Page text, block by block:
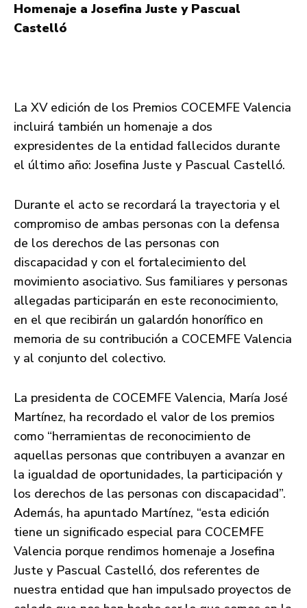
Homenaje a Josefina Juste y Pascual
Castelló
La XV edición de los Premios COCEMFE Valencia
incluirá también un homenaje a dos
expresidentes de la entidad fallecidos durante
el último año: Josefina Juste y Pascual Castelló.
Durante el acto se recordará la trayectoria y el
compromiso de ambas personas con la defensa
de los derechos de las personas con
discapacidad y con el fortalecimiento del
movimiento asociativo. Sus familiares y personas
allegadas participarán en este reconocimiento,
en el que recibirán un galardón honorífico en
memoria de su contribución a COCEMFE Valencia
y al conjunto del colectivo.
La presidenta de COCEMFE Valencia, María José
Martínez, ha recordado el valor de los premios
como “herramientas de reconocimiento de
aquellas personas que contribuyen a avanzar en
la igualdad de oportunidades, la participación y
los derechos de las personas con discapacidad”.
Además, ha apuntado Martínez, “esta edición
tiene un significado especial para COCEMFE
Valencia porque rendimos homenaje a Josefina
Juste y Pascual Castelló, dos referentes de
nuestra entidad que han impulsado proyectos de